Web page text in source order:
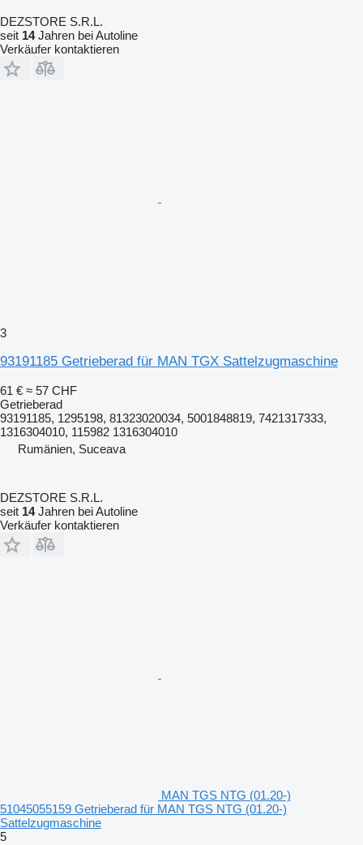
DEZSTORE S.R.L.
seit 14Jahren bei Autoline
Verkäufer kontaktieren
3
93191185 Getrieberad für MAN TGX Sattelzugmaschine
61 € ≈ 57 CHF
Getrieberad
93191185, 1295198, 81323020034, 5001848819, 7421317333,
1316304010, 115982 1316304010
Rumänien, Suceava
DEZSTORE S.R.L.
seit 14Jahren bei Autoline
Verkäufer kontaktieren
MAN TGS NTG (01.20-)
51045055159 Getrieberad für MAN TGS NTG (01.20-)
Sattelzugmaschine
5